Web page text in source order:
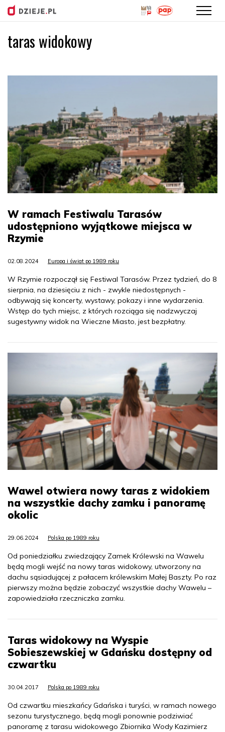
taras widokowy
W ramach Festiwalu Tarasów
udostępniono wyjątkowe miejsca w
Rzymie
02.08.2024 Europa i świat po 1989 roku
W Rzymie rozpoczął się Festiwal Tarasów. Przez tydzień, do 8
sierpnia, na dziesięciu z nich - zwykle niedostępnych -
odbywają się koncerty, wystawy, pokazy i inne wydarzenia.
Wstęp do tych miejsc, z których rozciąga się nadzwyczaj
sugestywny widok na Wieczne Miasto, jest bezpłatny.
Wawel otwiera nowy taras z widokiem
na wszystkie dachy zamku i panoramę
okolic
29.06.2024 Polska po 1989 roku
Od poniedziałku zwiedzający Zamek Królewski na Wawelu
będą mogli wejść na nowy taras widokowy, utworzony na
dachu sąsiadującej z pałacem królewskim Małej Baszty. Po raz
pierwszy można będzie zobaczyć wszystkie dachy Wawelu –
zapowiedziała rzeczniczka zamku.
Taras widokowy na Wyspie
Sobieszewskiej w Gdańsku dostępny od
czwartku
30.04.2017 Polska po 1989 roku
Od czwartku mieszkańcy Gdańska i turyści, w ramach nowego
sezonu turystycznego, będą mogli ponownie podziwiać
panoramę z tarasu widokowego Zbiornika Wody Kazimierz